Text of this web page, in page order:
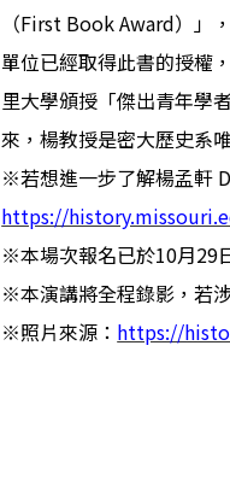
（First Book Award）」
單位已經取得此書的授權
里大學頒授「傑出青年學
來，楊教授是密大歷史系
※若想進一步了解楊孟軒
https://
※本場次報名已於10月29
※本演講將全程錄影，若
※照片來源： https://